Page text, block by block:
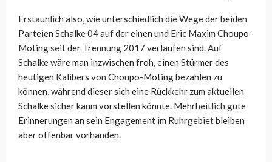
Erstaunlich also, wie unterschiedlich die Wege der beiden
Parteien Schalke 04 auf der einen und Eric Maxim Choupo-
Moting seit der Trennung 2017 verlaufen sind. Auf
Schalke wäre man inzwischen froh, einen Stürmer des
heutigen Kalibers von Choupo-Moting bezahlen zu
können, während dieser sich eine Rückkehr zum aktuellen
Schalke sicher kaum vorstellen könnte. Mehrheitlich gute
Erinnerungen an sein Engagement im Ruhrgebiet bleiben
aber offenbar vorhanden.